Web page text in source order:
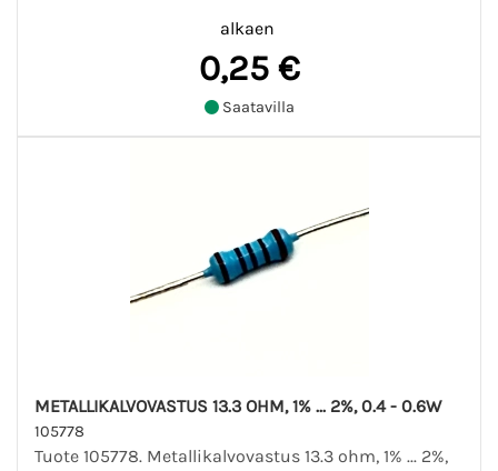
alkaen
0,25 €
Saatavilla
METALLIKALVOVASTUS 13.3 OHM, 1% ... 2%, 0.4 - 0.6W
105778
Tuote 105778. Metallikalvovastus 13.3 ohm, 1% ... 2%,